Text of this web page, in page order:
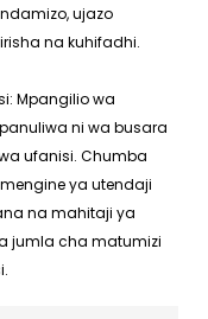
ujazo
na kuhifadhi.
Mpangilio wa
ni wa busara
ufanisi. Chumba
ya utendaji
na mahitaji ya
jumla cha matumizi